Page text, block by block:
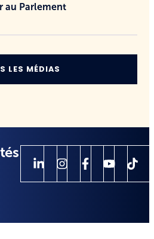
au Parlement
LES MÉDIAS